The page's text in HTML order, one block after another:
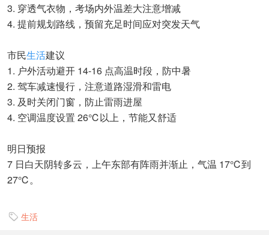
3. 穿透气衣物，考场内外温差大注意增减
4. 提前规划路线，预留充足时间应对突发天气
市民生活建议
1. 户外活动避开 14-16 点高温时段，防中暑
2. 驾车减速慢行，注意道路湿滑和雷电
3. 及时关闭门窗，防止雷雨进屋
4. 空调温度设置 26℃以上，节能又舒适
明日预报
7 日白天阴转多云，上午东部有阵雨并渐止，气温 17℃到
27℃。
 生活